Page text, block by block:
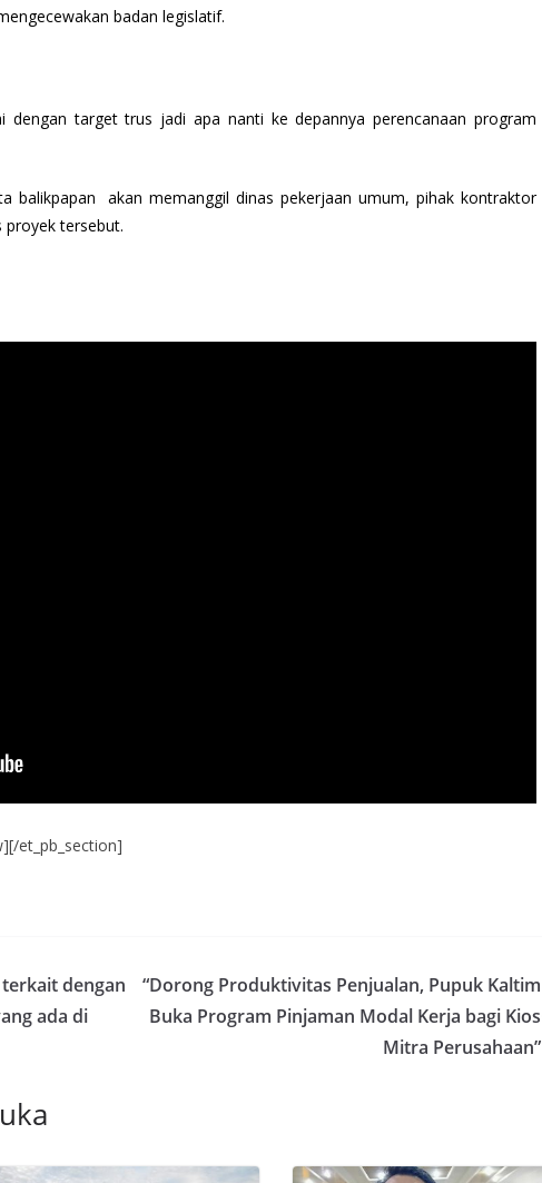
badan legislatif.
dengan target trus jadi apa nanti ke depannya perencanaan program
balikpapan akan memanggil dinas pekerjaan umum, pihak kontraktor
tersebut.
et_pb_section]
dengan
ada di
“Dorong Produktivitas Penjualan, Pupuk Kaltim
Buka Program Pinjaman Modal Kerja bagi Kios
Mitra Perusahaan”